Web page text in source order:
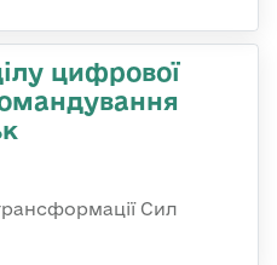
цифрової
Сил